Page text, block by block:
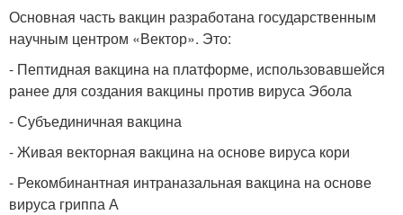
Основная часть вакцин разработана государственным
научным центром «Вектор». Это:
- Пептидная вакцина на платформе, использовавшейся
ранее для создания вакцины против вируса Эбола
- Субъединичная вакцина
- Живая векторная вакцина на основе вируса кори
- Рекомбинантная интраназальная вакцина на основе
вируса гриппа А